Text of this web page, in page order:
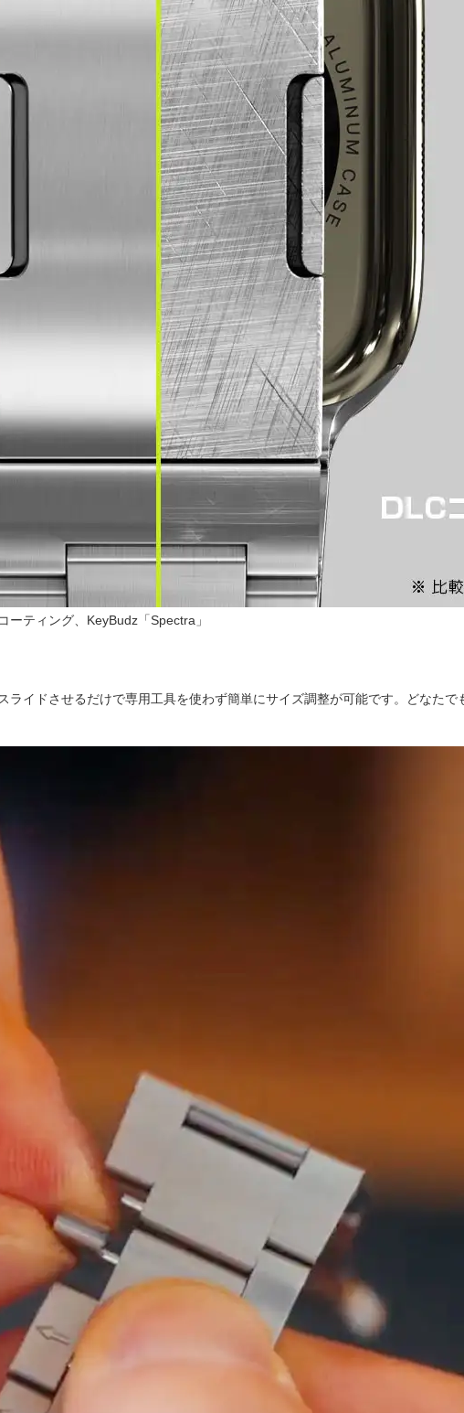
ティング、KeyBudz「Spectra」
イドさせるだけで専用工具を使わず簡単にサイズ調整が可能です。どなた